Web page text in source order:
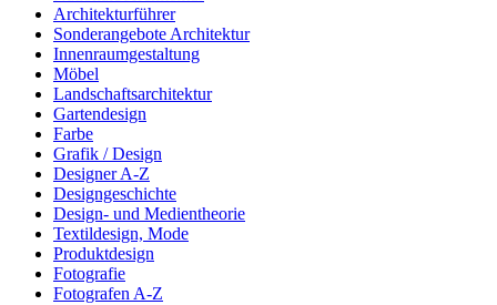
Architekturführer
Sonderangebote Architektur
Innenraumgestaltung
Möbel
Landschaftsarchitektur
Gartendesign
Farbe
Grafik / Design
Designer A-Z
Designgeschichte
Design- und Medientheorie
Textildesign, Mode
Produktdesign
Fotografie
Fotografen A-Z